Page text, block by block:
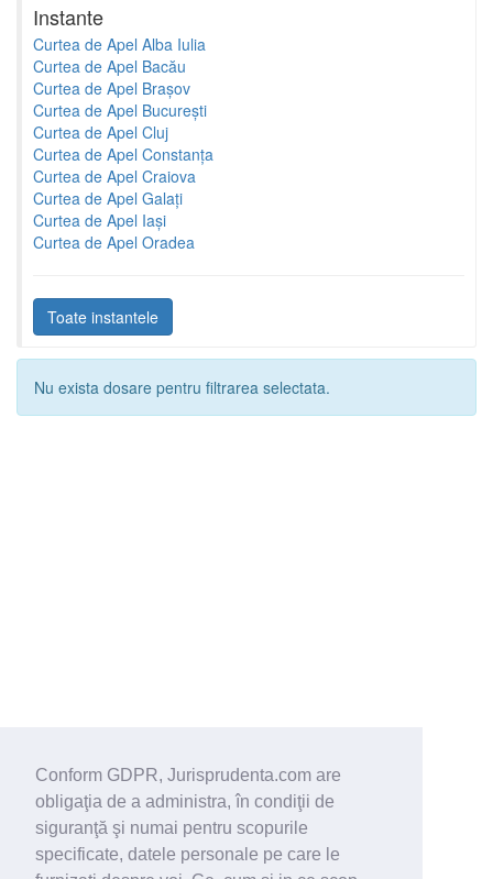
Conform GDPR, Jurisprudenta.com are
obligaţia de a administra, în condiţii de
siguranţă şi numai pentru scopurile
specificate, datele personale pe care le
Instante
Curtea de Apel Alba Iulia
Curtea de Apel Bacău
Curtea de Apel Brașov
Curtea de Apel București
Curtea de Apel Cluj
Curtea de Apel Constanța
Curtea de Apel Craiova
Curtea de Apel Galați
Curtea de Apel Iași
Curtea de Apel Oradea
Toate instantele
Nu exista dosare pentru filtrarea selectata.